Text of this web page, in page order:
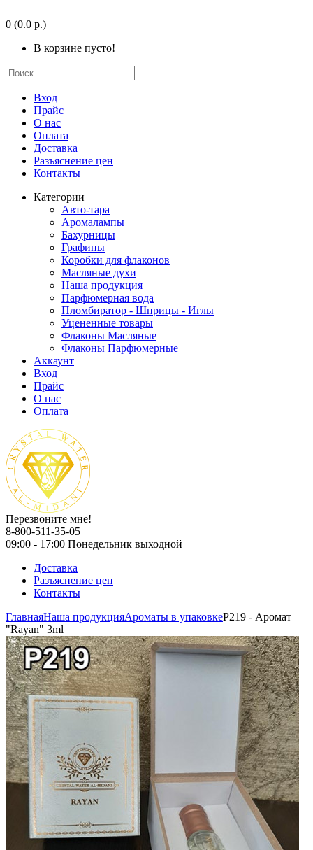
0 (0.0 р.)
В корзине пусто!
Вход
Прайс
О нас
Оплата
Доставка
Разъяснение цен
Контакты
Категории
Авто-тара
Аромалампы
Бахурницы
Графины
Коробки для флаконов
Масляные духи
Наша продукция
Парфюмерная вода
Пломбиратор - Шприцы - Иглы
Уцененные товары
Флаконы Масляные
Флаконы Парфюмерные
Аккаунт
Вход
Прайс
О нас
Оплата
Перезвоните мне!
8-800-511-35-05
09:00 - 17:00 Понедельник выходной
Доставка
Разъяснение цен
Контакты
ГлавнаяНаша продукцияАроматы в упаковкеP219 - Аромат
"Rayan" 3ml